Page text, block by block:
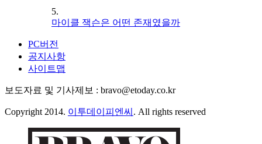
5.
마이클 잭슨은 어떤 존재였을까
PC버전
공지사항
사이트맵
보도자료 및 기사제보 : bravo@etoday.co.kr
Copyright 2014. 이투데이피엔씨 . All rights reserved